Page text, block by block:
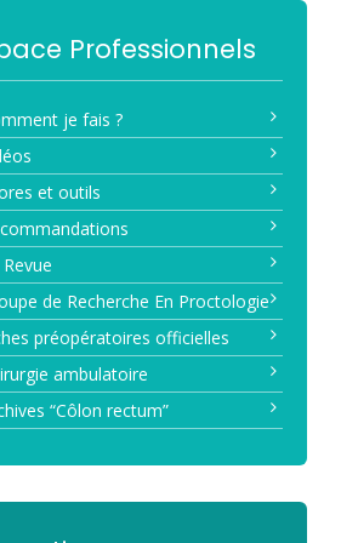
Professionnels
je fais ?
et outils
de Recherche En Proctologie
préopératoires officielles
ambulatoire
“Côlon rectum”